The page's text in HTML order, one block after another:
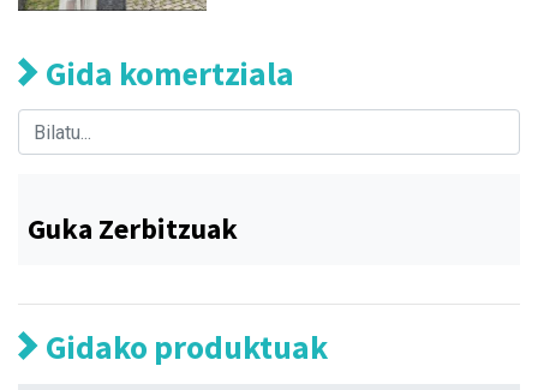
Gida komertziala
Guka Zerbitzuak
Gidako produktuak